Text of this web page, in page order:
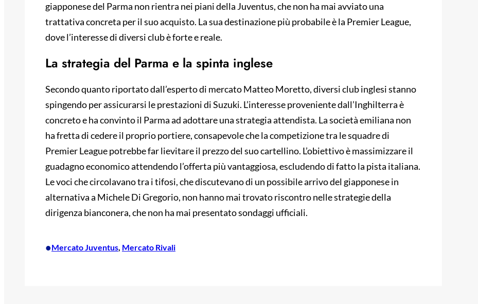
giapponese del Parma non rientra nei piani della Juventus, che non ha mai avviato una
trattativa concreta per il suo acquisto. La sua destinazione più probabile è la Premier League,
dove l’interesse di diversi club è forte e reale.
La strategia del Parma e la spinta inglese
Secondo quanto riportato dall’esperto di mercato Matteo Moretto, diversi club inglesi stanno
spingendo per assicurarsi le prestazioni di Suzuki. L’interesse proveniente dall’Inghilterra è
concreto e ha convinto il Parma ad adottare una strategia attendista. La società emiliana non
ha fretta di cedere il proprio portiere, consapevole che la competizione tra le squadre di
Premier League potrebbe far lievitare il prezzo del suo cartellino. L’obiettivo è massimizzare il
guadagno economico attendendo l’offerta più vantaggiosa, escludendo di fatto la pista italiana.
Le voci che circolavano tra i tifosi, che discutevano di un possibile arrivo del giapponese in
alternativa a Michele Di Gregorio, non hanno mai trovato riscontro nelle strategie della
dirigenza bianconera, che non ha mai presentato sondaggi ufficiali.
•Mercato Juventus, Mercato Rivali